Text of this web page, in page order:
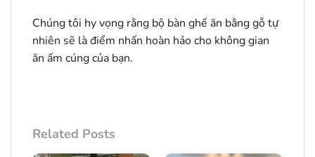
Chúng tôi hy vọng rằng bộ bàn ghế ăn bằng gỗ tự
nhiên sẽ là điểm nhấn hoàn hảo cho không gian
ăn ấm cúng của bạn.
Related Posts